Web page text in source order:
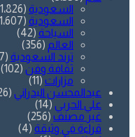
السعودية (1٬826)
السعودية (1٬607)
السياحة (42)
العالم (356)
ترند السعودية (87)
ثقافة وفن (102)
مزارات (11)
عبدالمحسن البدراني (26)
علي الحربي (14)
غير مصنف (256)
قراءة في وثيقة (4)